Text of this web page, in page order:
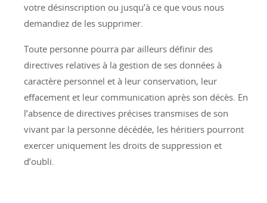
votre désinscription ou jusqu’à ce que vous nous
demandiez de les supprimer.
Toute personne pourra par ailleurs définir des
directives relatives à la gestion de ses données à
caractère personnel et à leur conservation, leur
effacement et leur communication après son décès. En
l’absence de directives précises transmises de son
vivant par la personne décédée, les héritiers pourront
exercer uniquement les droits de suppression et
d’oubli.